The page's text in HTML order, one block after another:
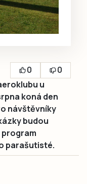
0
0
u
koná den
návštěvníky
budou
program
parašutisté.